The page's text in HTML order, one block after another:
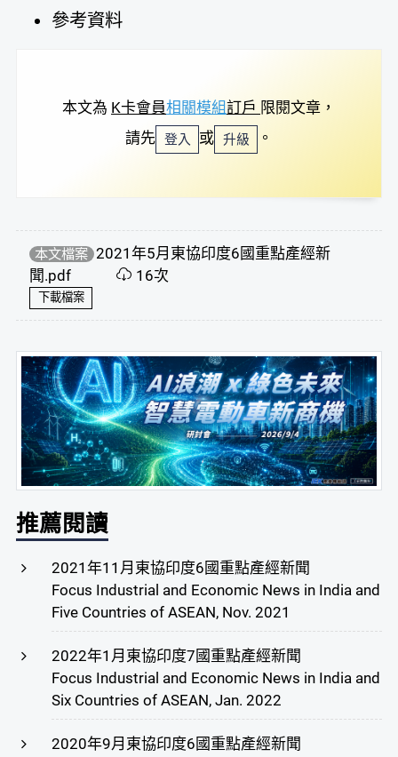
參考資料
本文為 K卡會員相關模組訂戶 限閱文章，
請先 登入 或 升級 。
本文檔案 2021年5月東協印度6國重點產經新
聞.pdf
16次
下載檔案
推薦閱讀
2021年11月東協印度6國重點產經新聞
Focus Industrial and Economic News in India and
Five Countries of ASEAN, Nov. 2021
2022年1月東協印度7國重點產經新聞
Focus Industrial and Economic News in India and
Six Countries of ASEAN, Jan. 2022
2020年9月東協印度6國重點產經新聞